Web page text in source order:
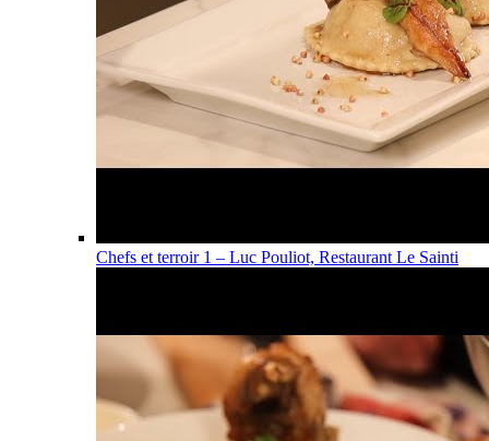
Chefs et terroir 1 – Luc Pouliot, Restaurant Le Sainti